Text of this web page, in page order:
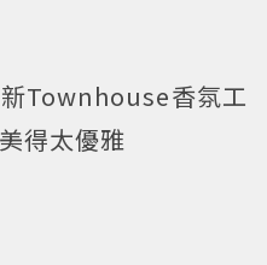
Townhouse香氛工
得太優雅